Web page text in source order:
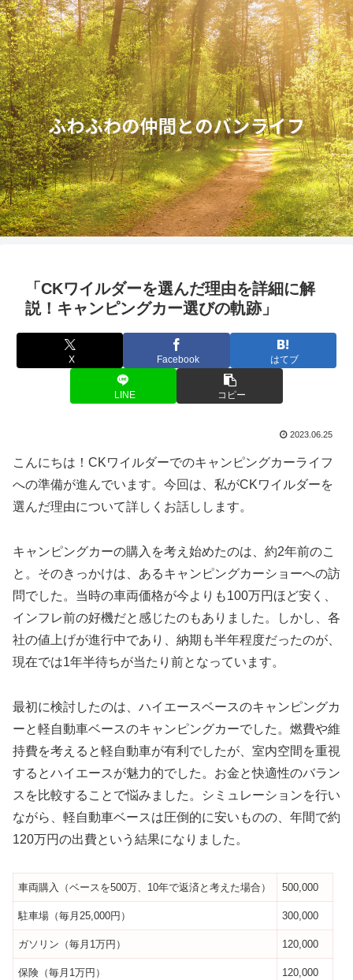
「CKワイルダーを選んだ理由を詳細に解
説！キャンピングカー選びの軌跡」
X Facebook はてブ
LINE コピー
2023.06.25
こんにちは！CKワイルダーでのキャンピングカーライフ
への準備が進んでいます。今回は、私がCKワイルダーを
選んだ理由について詳しくお話しします。
キャンピングカーの購入を考え始めたのは、約2年前のこ
と。そのきっかけは、あるキャンピングカーショーへの訪
問でした。当時の車両価格が今よりも100万円ほど安く、
インフレ前の好機だと感じたのもありました。しかし、各
社の値上げが進行中であり、納期も半年程度だったのが、
現在では1年半待ちが当たり前となっています。
最初に検討したのは、ハイエースベースのキャンピングカ
ーと軽自動車ベースのキャンピングカーでした。燃費や維
持費を考えると軽自動車が有利でしたが、室内空間を重視
するとハイエースが魅力的でした。お金と快適性のバラン
スを比較することで悩みました。シミュレーションを行い
ながら、軽自動車ベースは圧倒的に安いものの、年間で約
120万円の出費という結果になりました。
車両購入（ベースを500万、10年で返済と考えた場合） 500,000
駐車場（毎月25,000円） 300,000
ガソリン（毎月1万円） 120,000
保険（毎月1万円） 120,000